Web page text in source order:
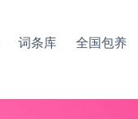
词条库 全国包养